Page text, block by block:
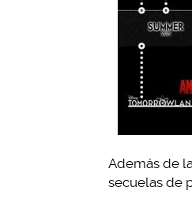
Además de
secuelas de